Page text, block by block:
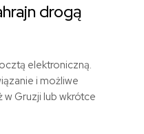
drogą
elektroniczną.
i możliwe
w Gruzji lub wkrótce